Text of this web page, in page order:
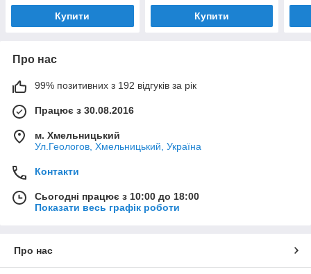
Купити Купити
Про нас
99% позитивних з 192 відгуків за рік
Працює з 30.08.2016
м. Хмельницький
Ул.Геологов, Хмельницький, Україна
Контакти
Сьогодні працює з 10:00 до 18:00
Показати весь графік роботи
Про нас